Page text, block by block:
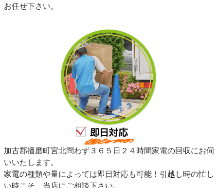
お任せ下さい。
加古郡播磨町宮北問わず３６５日２４時間家電の回収にお伺
いいたします。
家電の種類や量によっては即日対応も可能！引越し時の忙し
い時こそ、当店にご相談下さい。